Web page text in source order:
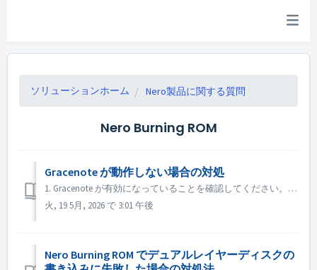
ソリューションホーム Nero製品に関する質問
Nero Burning ROM
Gracenote が動作しない場合の対処
1. Gracenote が有効になっていることを確認してください。「ファイル」→「オプション」→「データベース」のメニューで、「Gracenote オンラインデータベースへのアクセスを有効にする」にチェックを入れて有効にできます（Nero CD Ripper にはこのオプションがありません。デフォルトで有効に...
火, 19 5月, 2026 で 3:01 午後
Nero Burning ROM でデュアルレイヤーディスクの